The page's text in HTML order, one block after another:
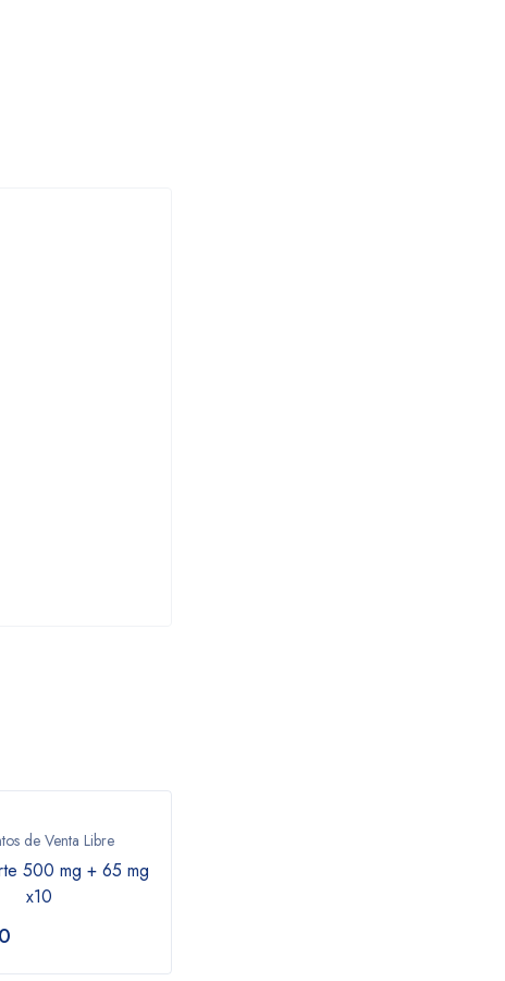
de Venta Libre
500 mg + 65 mg
x10